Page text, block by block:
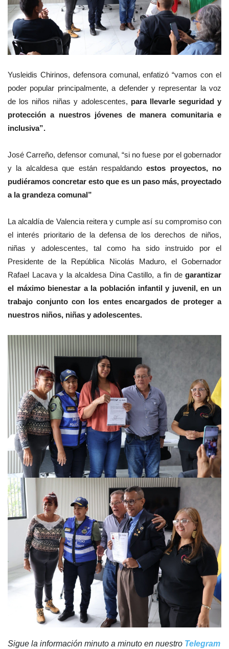
Yusleidis Chirinos, defensora comunal, enfatizó “vamos con el
poder popular principalmente, a defender y representar la voz
de los niños niñas y adolescentes, para llevarle seguridad y
protección a nuestros jóvenes de manera comunitaria e
inclusiva”.
José Carreño, defensor comunal, “si no fuese por el gobernador
y la alcaldesa que están respaldandoestos proyectos, no
pudiéramos concretar esto que es un paso más, proyectado
a la grandeza comunal”
La alcaldía de Valencia reitera y cumple así su compromiso con
el interés prioritario de la defensa de los derechos de niños,
niñas y adolescentes, tal como ha sido instruido por el
Presidente de la República Nicolás Maduro, el Gobernador
Rafael Lacava y la alcaldesa Dina Castillo, a fin degarantizar
el máximo bienestar a la población infantil y juvenil, en un
trabajo conjunto con los entes encargados de proteger a
nuestros niños, niñas y adolescentes.
Sigue la información minuto a minuto en nuestro Telegram